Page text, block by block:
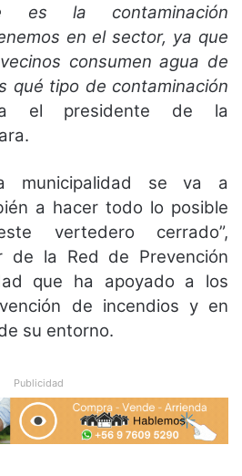
es la contaminación
en el sector, ya que
consumen agua de
qué tipo de contaminación
el presidente de la
municipalidad se va a
a hacer todo lo posible
vertedero cerrado”,
de la Red de Prevención
que ha apoyado a los
de incendios y en
su entorno.
Publicidad